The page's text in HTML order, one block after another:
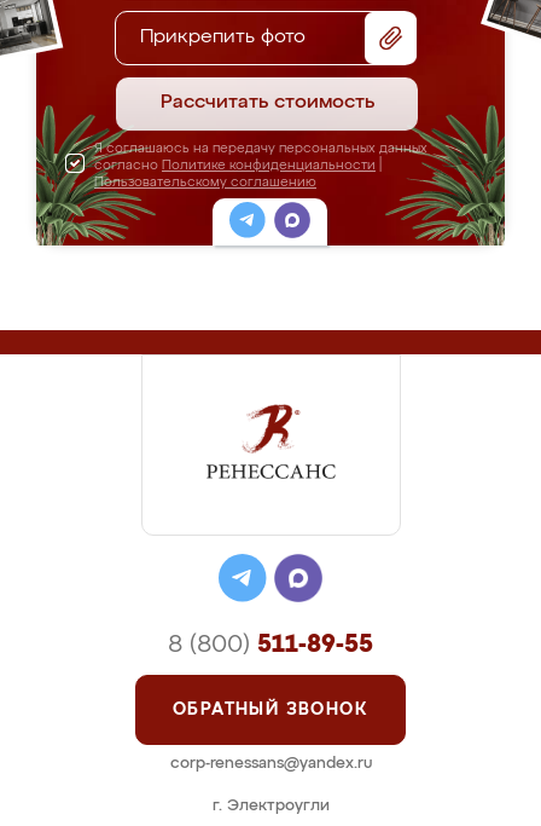
Прикрепить фото
Рассчитать стоимость
Я соглашаюсь на передачу персональных данных
согласно Политике конфиденциальности
Пользовательскому соглашению
г. Электроугли
8 (800) 511-89-55
ОБРАТНЫЙ ЗВОНОК
corp-renessans@yandex.ru